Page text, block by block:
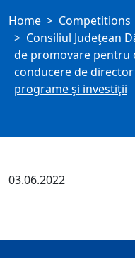
Home
Competitions
Consiliul Judeţean
de promovare pentru
conducere de
programe şi investiţii
03.06.2022